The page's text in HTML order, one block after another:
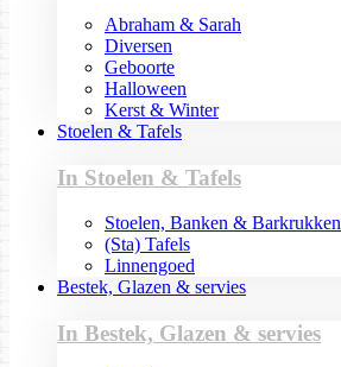
Abraham & Sarah
Diversen
Geboorte
Halloween
Kerst & Winter
Stoelen & Tafels
In Stoelen & Tafels
Stoelen, Banken & Barkrukken
(Sta) Tafels
Linnengoed
Bestek, Glazen & servies
In Bestek, Glazen & servies